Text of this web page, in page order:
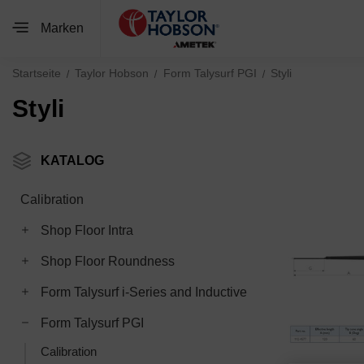
Marken
Startseite Taylor Hobson Form Talysurf PGI Styli
Styli
KATALOG
Calibration
Toggle Shop Floor Intra subcategories
Shop Floor Intra
Toggle Shop Floor Roundness subcategories
Shop Floor Roundness
Toggle Form Talysurf i-Series and Inductive subcategories
Form Talysurf i-Series and Inductive
Toggle Form Talysurf PGI subcategories
Form Talysurf PGI
Calibration